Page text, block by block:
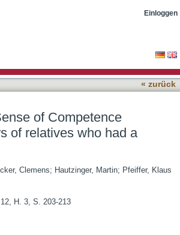
Einloggen
« zurück
of Competence
of relatives who had a
Clemens; Hautzinger, Martin; Pfeiffer, Klaus
H. 3, S. 203-213